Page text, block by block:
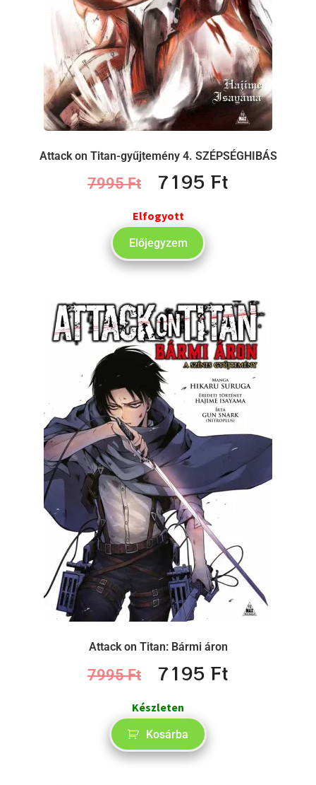
Attack on Titan-gyűjtemény 4. SZÉPSÉGHIBÁS
7995Ft 7195 Ft
Elfogyott
Előjegyzem
Attack on Titan: Bármi áron
7995Ft 7195 Ft
Készleten
Kosárba